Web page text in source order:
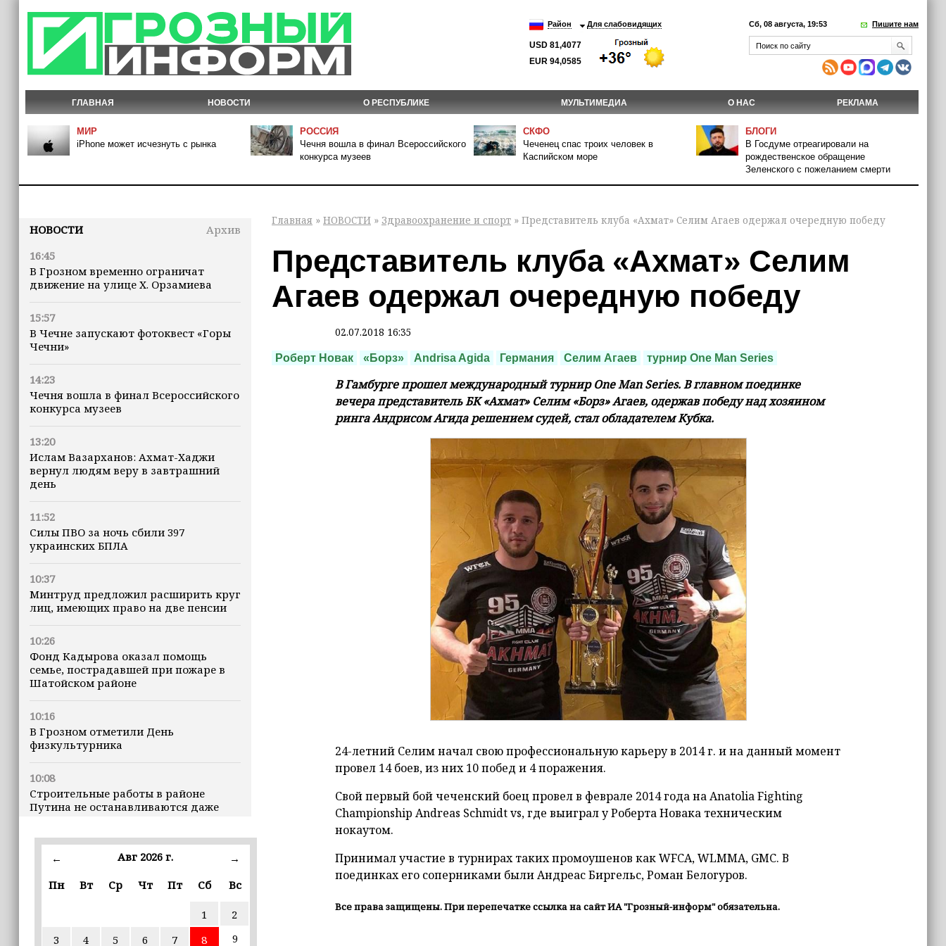
Район Для слабовидящих
USD 81,4077
EUR 94,0585
Сб, 08 августа, 19:53 Пишите нам
ГЛАВНАЯ НОВОСТИ О РЕСПУБЛИКЕ МУЛЬТИМЕДИА О НАС РЕКЛАМА
МИР
iPhone может исчезнуть с рынка
РОССИЯ
Чечня вошла в финал Всероссийского
конкурса музеев
СКФО
Чеченец спас троих человек в
Каспийском море
БЛОГИ
В Госдуме отреагировали на
рождественское обращение
Зеленского с пожеланием смерти
НОВОСТИ
Архив
16:45
В Грозном временно ограничат
движение на улице Х. Орзамиева
15:57
В Чечне запускают фотоквест «Горы
Чечни»
14:23
Чечня вошла в финал Всероссийского
конкурса музеев
13:20
Ислам Вазарханов: Ахмат-Хаджи
вернул людям веру в завтрашний
день
11:52
Силы ПВО за ночь сбили 397
украинских БПЛА
10:37
Минтруд предложил расширить круг
лиц, имеющих право на две пенсии
10:26
Фонд Кадырова оказал помощь
семье, пострадавшей при пожаре в
Шатойском районе
10:16
В Грозном отметили День
физкультурника
10:08
Строительные работы в районе
Путина не останавливаются даже
марта
В пяти школах столицы обновляют
← Авг 2026 г.
→
Пн
Вт Ср Чт Пт Сб Вс
1
2
3
4 5 6 7 8
9
Главная » НОВОСТИ » Здравоохранение и спорт » Представитель клуба «Ахмат» Селим Агаев одержал очередную победу
Представитель клуба «Ахмат» Селим
Агаев одержал очередную победу
02.07.2018 16:35
Роберт Новак «Борз» Andrisa Agida Германия Селим Агаев турнир One Man Series
В Гамбурге прошел международный турнир One Man Series. В главном поединке
вечера представитель БК «Ахмат» Селим «Борз» Агаев, одержав победу над хозяином
ринга Андрисом Агида решением судей, стал обладателем Кубка.
24-летний Селим начал свою профессиональную карьеру в 2014 г. и на данный момент
провел 14 боев, из них 10 побед и 4 поражения.
Свой первый бой чеченский боец провел в феврале 2014 года на Anatolia Fighting
Championship Andreas Schmidt vs, где выиграл у Роберта Новака техническим
нокаутом.
Принимал участие в турнирах таких промоушенов как WFCA, WLMMA, GMC. В
поединках его соперниками были Андреас Биргельс, Роман Белогуров.
Все права защищены. При перепечатке ссылка на сайт ИА "Грозный-информ" обязательна.